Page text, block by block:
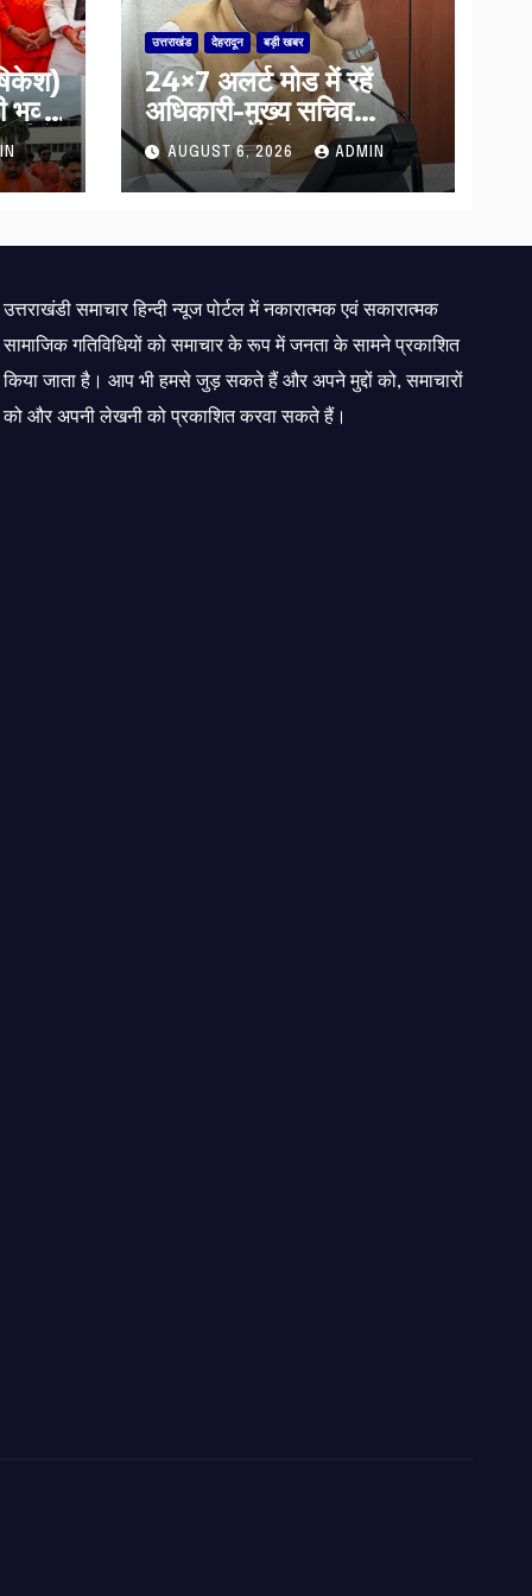
भव्य
ने
के
उत्तराखंड देहरादून बड़ी खबर
24×7 अलर्ट मोड में रहें
अधिकारी-मुख्य सचिव
मानसून-एसईओसी से मुख्य
सचिव ने की विस्तृत समीक्षा
कहा-बंद सड़कों को शीघ्र
दिक्कत
AUGUST 6, 2026 ADMIN
उत्तराखंडी समाचार हिन्दी न्यूज पोर्टल में नकारात्मक एवं सकारात्मक
सामाजिक गतिविधियों को समाचार के रूप में जनता के सामने प्रकाशित
किया जाता है। आप भी हमसे जुड़ सकते हैं और अपने मुद्दों को, समाचारों
को और अपनी लेखनी को प्रकाशित करवा सकते हैं।